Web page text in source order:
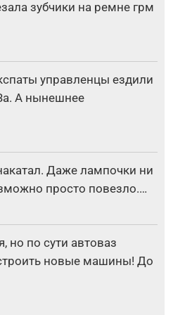
зубчики на ремне грм
управленцы ездили
А нынешнее
Даже лампочки ни
просто повезло.…
по сути автоваз
новые машины! До